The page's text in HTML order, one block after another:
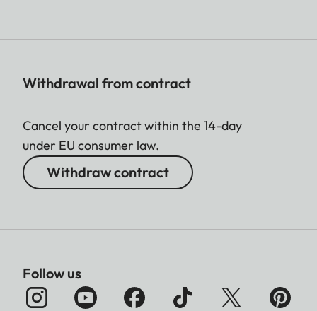
Withdrawal from contract
Cancel your contract within the 14-day
under EU consumer law.
Withdraw contract
Follow us